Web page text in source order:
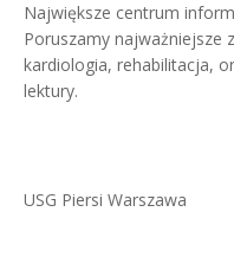
Największe centrum
Poruszamy najważniejsze
kardiologia, rehabilitacja,
lektury.
USG Piersi Warszawa